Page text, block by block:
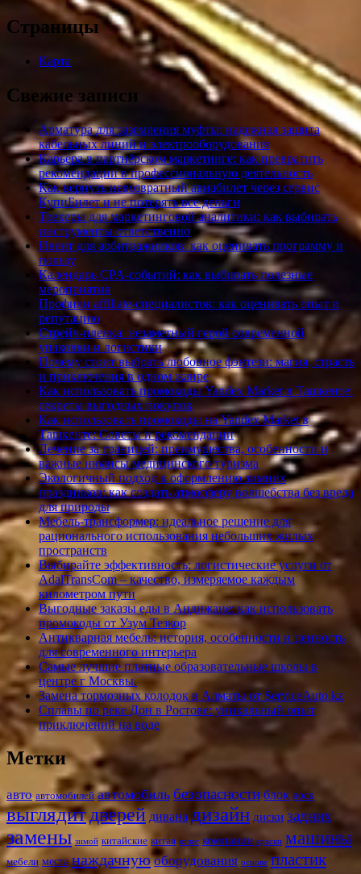
Страницы
Карта
Свежие записи
Арматура для заземления муфты: надежная защита
кабельных линий и электрооборудования
Карьера в партнёрском маркетинге: как превратить
рекомендации в профессиональную деятельность
Как вернуть невозвратный авиабилет через сервис
КупиБилет и не потерять все деньги
Трекеры для маркетинговой аналитики: как выбирать
инструменты ответственно
Ивент для арбитражников: как оценивать программу и
пользу
Календарь CPA-событий: как выбирать полезные
мероприятия
Профили affiliate-специалистов: как оценивать опыт и
репутацию
Стрейч-пленка: незаметный герой современной
упаковки и логистики
Почему стоит выбрать любовное фэнтези: магия, страсть
и приключения в одном жанре
Как использовать промокоды Yandex Market в Ташкенте:
секреты выгодных покупок
Как использовать промокоды на Yandex Market в
Ташкенте: Советы и рекомендации
Лечение за границей: преимущества, особенности и
важные нюансы медицинского туризма
Экологичный подход к оформлению зимних
праздников: как создать атмосферу волшебства без вреда
для природы
Мебель-трансформер: идеальное решение для
рационального использования небольших жилых
пространств
Выбирайте эффективность: логистические услуги от
AdalTransCom – качество, измеряемое каждым
километром пути
Выгодные заказы еды в Андижане: как использовать
промокоды от Узум Тезкор
Антикварная мебель: история, особенности и ценность
для современного интерьера
Самые лучшие платные образовательные школы в
центре г Москвы.
Замена тормозных колодок в Алматы от ServiceAuto.kz
Сплавы по реке Дон в Ростове: уникальный опыт
приключений на воде
Метки
авто автомобилей автомобиль безопасности блок воск
выглядит дверей дивана дизайн диски задних
замены зимой китайские китая колес компании краски машины
мебели места наждачную оборудования основе пластик